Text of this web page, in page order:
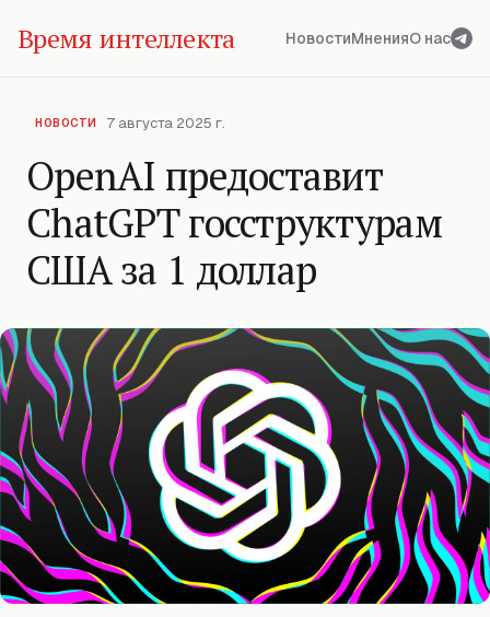
Время интеллекта НовостиМненияО нас
НОВОСТИ 7 августа 2025 г.
OpenAI предоставит
ChatGPT госструктурам
США за 1 доллар